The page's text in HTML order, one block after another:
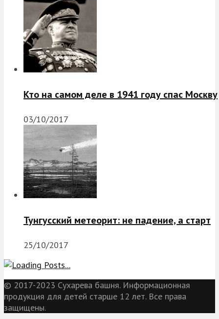
Кто на самом деле в 1941 году спас Москву
03/10/2017
Тунгусский метеорит: не падение, а старт
25/10/2017
© 2017-2023 Сухарева башня. Информационная
продукция для детей старше 12 лет. Все права
защищены.